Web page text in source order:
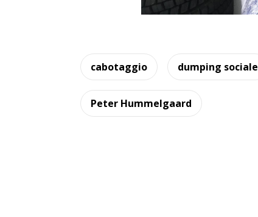
cabotaggio dumping sociale
Peter Hummelgaard